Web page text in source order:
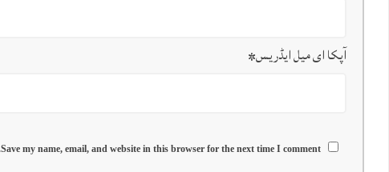
آپکا ای میل ایڈریس*
Save my name, email, and website in this browser for the next time I comment.